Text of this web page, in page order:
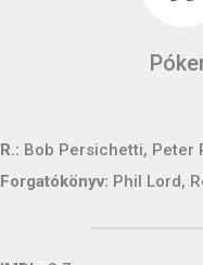
R.: Bob Persichetti, Peter
Forgatókönyv: Phil Lord,